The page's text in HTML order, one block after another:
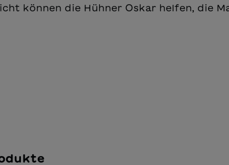
können die Hühner Oskar helfen, die